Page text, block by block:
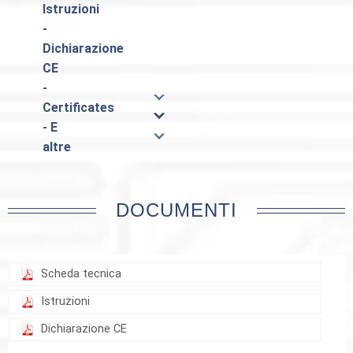
Istruzioni
-
Dichiarazione
CE
-
Certificates
- E
altre
DOCUMENTI
Scheda tecnica
Istruzioni
Dichiarazione CE